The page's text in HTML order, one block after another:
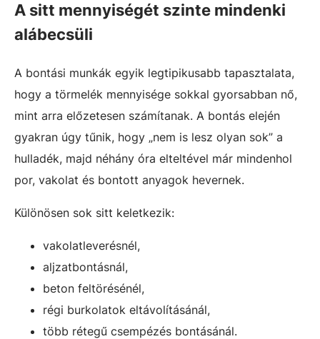
A sitt mennyiségét szinte mindenki
alábecsüli
A bontási munkák egyik legtipikusabb tapasztalata,
hogy a törmelék mennyisége sokkal gyorsabban nő,
mint arra előzetesen számítanak. A bontás elején
gyakran úgy tűnik, hogy „nem is lesz olyan sok” a
hulladék, majd néhány óra elteltével már mindenhol
por, vakolat és bontott anyagok hevernek.
Különösen sok sitt keletkezik:
vakolatleverésnél,
aljzatbontásnál,
beton feltörésénél,
régi burkolatok eltávolításánál,
több rétegű csempézés bontásánál.